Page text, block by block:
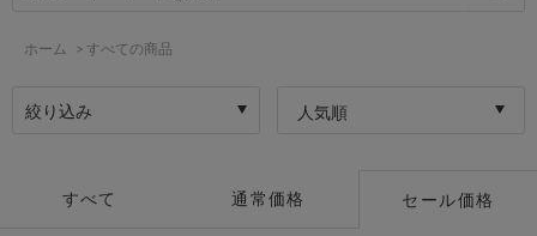
ホーム > すべての商品
絞り込み 人気順
すべて 通常価格 セール価格